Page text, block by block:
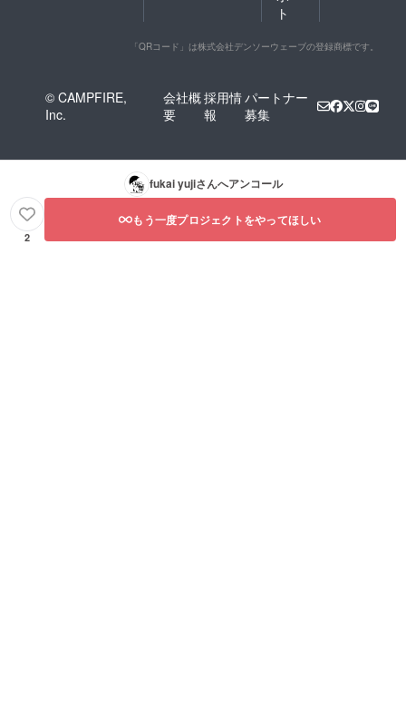
ト
「QRコード」は株式会社デンソーウェーブの登録商標です。
© CAMPFIRE,
Inc.
会社概
要
採用情
報
パートナー
募集
fukai yujiさんへアンコール
2
もう一度プロジェクトをやってほしい